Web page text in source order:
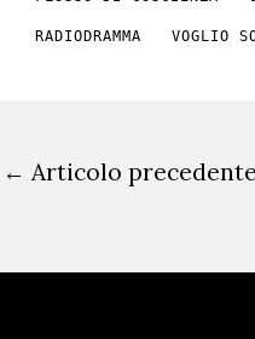
RADIODRAMMA VOGLIO
← Articolo precedente